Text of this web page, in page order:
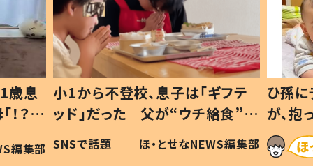
歳息
？」
編集部
小1から不登校、息子は「ギフテ
ッド」だった 父が“ウチ給食”を
作り続ける理由とは #令和の親
#令和の子
SNSで話題 ほ・とせなNEWS編集部
ひ孫
が、
「涙が
い」